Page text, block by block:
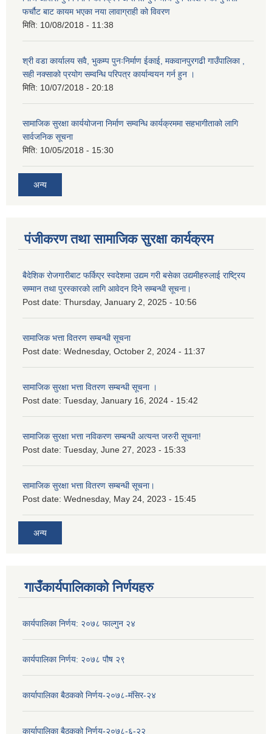
फर्चौट बाट कायम भएका नया लावाग्राही को विवरण
मिति: 10/08/2018 - 11:38
श्री वडा कार्यालय सवै, भुकम्प पुनःनिर्माण ईकाई, मकवानपुरगढी गाउँपालिका ,
सही नक्साको प्रयोग सम्वन्धि परिपत्र कार्यान्वयन गर्न हुन ।
मिति: 10/07/2018 - 20:18
सामाजिक सुरक्षा कार्ययोजना निर्माण सम्वन्धि कार्यक्रममा सहभागीताको लागि
सार्वजनिक सूचना
मिति: 10/05/2018 - 15:30
अन्य
पंजीकरण तथा सामाजिक सुरक्षा कार्यक्रम
बैदेशिक रोजगारीबाट फर्किएर स्वदेशमा उद्यम गरी बसेका उद्यमीहरुलाई राष्‍ट्रिय
सम्मान तथा पुरस्कारको लागि आवेदन दिने सम्बन्धी सूचना।
Post date: Thursday, January 2, 2025 - 10:56
सामाजिक भत्ता वितरण सम्बन्धी सूचना
Post date: Wednesday, October 2, 2024 - 11:37
सामाजिक सुरक्षा भत्ता वितरण सम्बन्धी सूचना ।
Post date: Tuesday, January 16, 2024 - 15:42
सामाजिक सुरक्षा भत्ता नविकरण सम्बन्धी अत्यन्त जरुरी सूचना!
Post date: Tuesday, June 27, 2023 - 15:33
सामाजिक सुरक्षा भत्ता वितरण सम्बन्धी सूचना।
Post date: Wednesday, May 24, 2023 - 15:45
अन्य
गाउँकार्यपालिकाको निर्णयहरु
कार्यपालिका निर्णय: २०७८ फाल्गुन २४
कार्यपालिका निर्णय: २०७८ पौष २९
कार्यापालिका बैठकको निर्णय-२०७८-मंसिर-२४
कार्यापालिका बैठकको निर्णय-२०७८-६-२२